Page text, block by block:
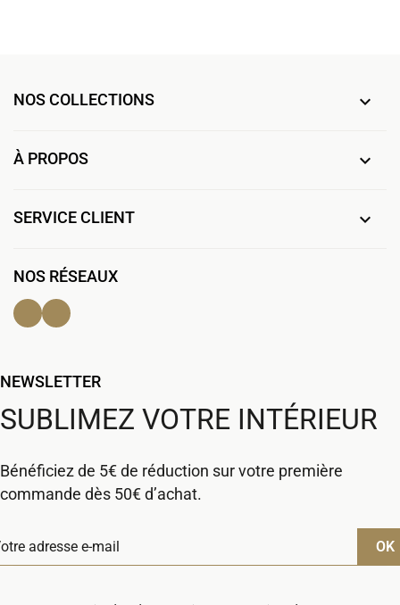
NOS COLLECTIONS 
À PROPOS 
SERVICE CLIENT 
NOS RÉSEAUX
Facebook
NEWSLETTER
SUBLIMEZ VOTRE INTÉRIEUR
Bénéficiez de 5€ de réduction sur votre première
commande dès 50€ d’achat.